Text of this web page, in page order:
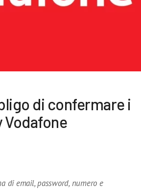
di confermare i
Vodafone
di email, password, numero e